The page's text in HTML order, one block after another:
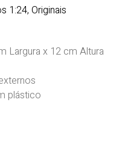
1:24, Originais
Largura x 12 cm Altura
plástico